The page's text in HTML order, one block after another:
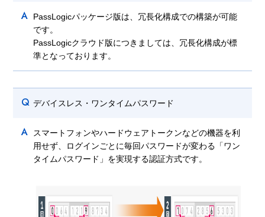
A
PassLogicパッケージ版は、冗長化構成での構築が可能
です。
PassLogicクラウド版につきましては、冗長化構成が標
準となっております。
Q デバイスレス・ワンタイムパスワード
A
スマートフォンやハードウェアトークンなどの機器を利
用せず、ログインごとに毎回パスワードが変わる「ワン
タイムパスワード」を実現する認証方式です。